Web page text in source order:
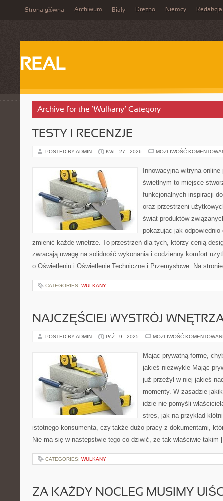
Strona główna Archiwum Biały Drezno Niemcy Redakcja
REAL
Archive for the ‘Wulkany’ Category
TESTY I RECENZJE
POSTED BY ADMIN KWI - 27 - 2026 MOŻLIWOŚĆ
Innowacyjna witryna
świetlnym to miejsce
funkcjonalnych inspiracji
oraz przestrzeni
świat produktów
pokazując jak odpowiednio
zmienić każde wnętrze. To przestrzeń dla tych, którzy cenią
zwracają uwagę na solidność wykonania i codzienny komfort
o Oświetleniu i Oświetlenie Techniczne i Przemysłowe. Na
CATEGORIES: WULKANY
NAJCZĘŚCIEJ WYSTRÓJ
POSTED BY ADMIN PAŹ - 9 - 2025 MOŻLIWOŚĆ
Mając prywatną formę,
jakieś niezwykle Mając
już przeżył w niej jakieś
momenty. W zasadzie
idzie nie pomyśli
stres, jak na przykład
istotnego konsumenta, czy także dużo pracy z dokumentami,
Nie ma się w następstwie tego co dziwić, ze tak właściwie
CATEGORIES: WULKANY
ZA KAŻDY NOCLEG MUSIMY